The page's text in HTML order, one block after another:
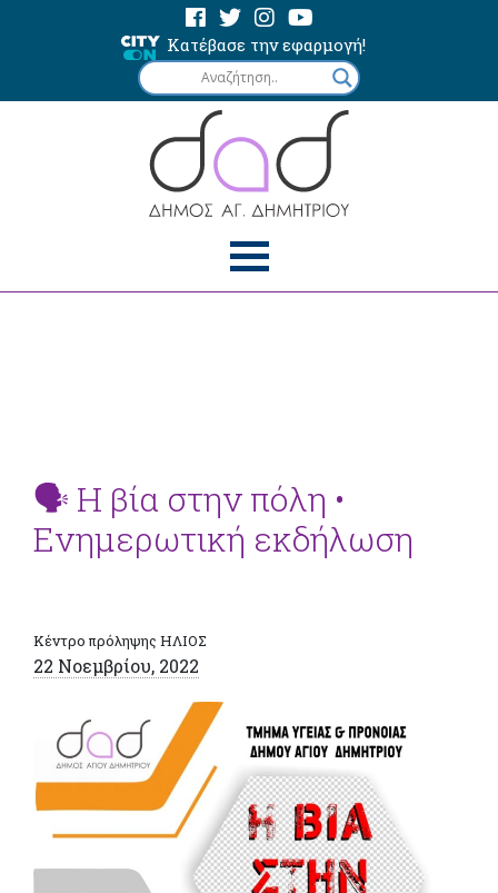
Κατέβασε την εφαρμογή!
🗣️ Η βία στην πόλη •
Ενημερωτική εκδήλωση
Κέντρο πρόληψης ΗΛΙΟΣ
22 Νοεμβρίου, 2022